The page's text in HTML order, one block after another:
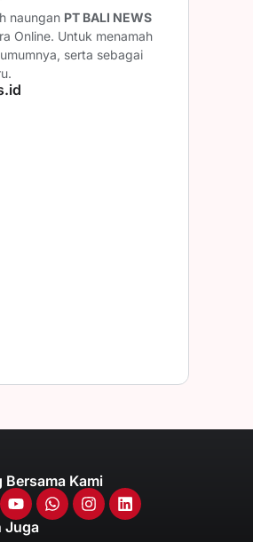
naungan PT BALI NEWS
Online. Untuk menamah
serta sebagai
Kami
Juga